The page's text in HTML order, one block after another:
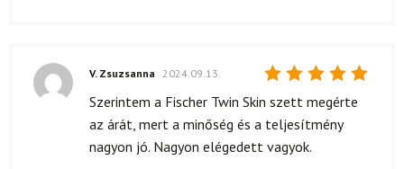
Értékelés:
V. Zsuzsanna 2024.09.13.
Szerintem a Fischer Twin Skin szett megérte
az árát, mert a minőség és a teljesítmény
nagyon jó. Nagyon elégedett vagyok.